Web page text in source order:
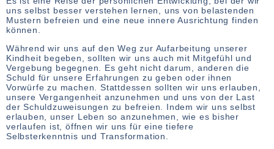
uns selbst besser verstehen lernen, uns von belastenden
Mustern befreien und eine neue innere Ausrichtung finden
können.
Während wir uns auf den Weg zur Aufarbeitung unserer
Kindheit begeben, sollten wir uns auch mit Mitgefühl und
Vergebung begegnen. Es geht nicht darum, anderen die
Schuld für unsere Erfahrungen zu geben oder ihnen
Vorwürfe zu machen. Stattdessen sollten wir uns erlauben,
unsere Vergangenheit anzunehmen und uns von der Last
der Schuldzuweisungen zu befreien. Indem wir uns selbst
erlauben, unser Leben so anzunehmen, wie es bisher
verlaufen ist, öffnen wir uns für eine tiefere
Selbsterkenntnis und Transformation.